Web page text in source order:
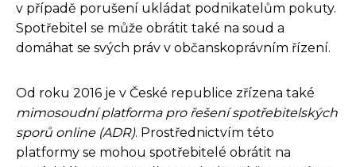
v případě porušení ukládat podnikatelům pokuty.
Spotřebitel se může obrátit také na soud a
domáhat se svých práv v občanskoprávním řízení.
Od roku 2016 je v České republice zřízena také
mimosoudní platforma pro řešení spotřebitelských
sporů online (ADR). Prostřednictvím této
platformy se mohou spotřebitelé obrátit na